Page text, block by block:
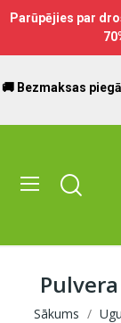
Parūpējies par
🚚 Bezmaksas
Sākums